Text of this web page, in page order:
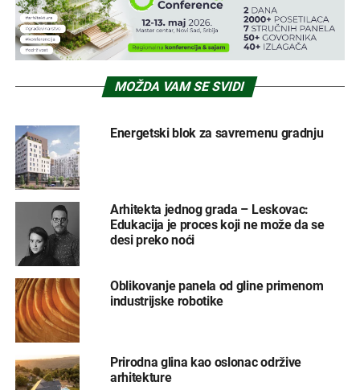
MOŽDA VAM SE SVIDI
Energetski blok za savremenu gradnju
Arhitekta jednog grada – Leskovac:
Edukacija je proces koji ne može da se
desi preko noći
Oblikovanje panela od gline primenom
industrijske robotike
Prirodna glina kao oslonac održive
arhitekture